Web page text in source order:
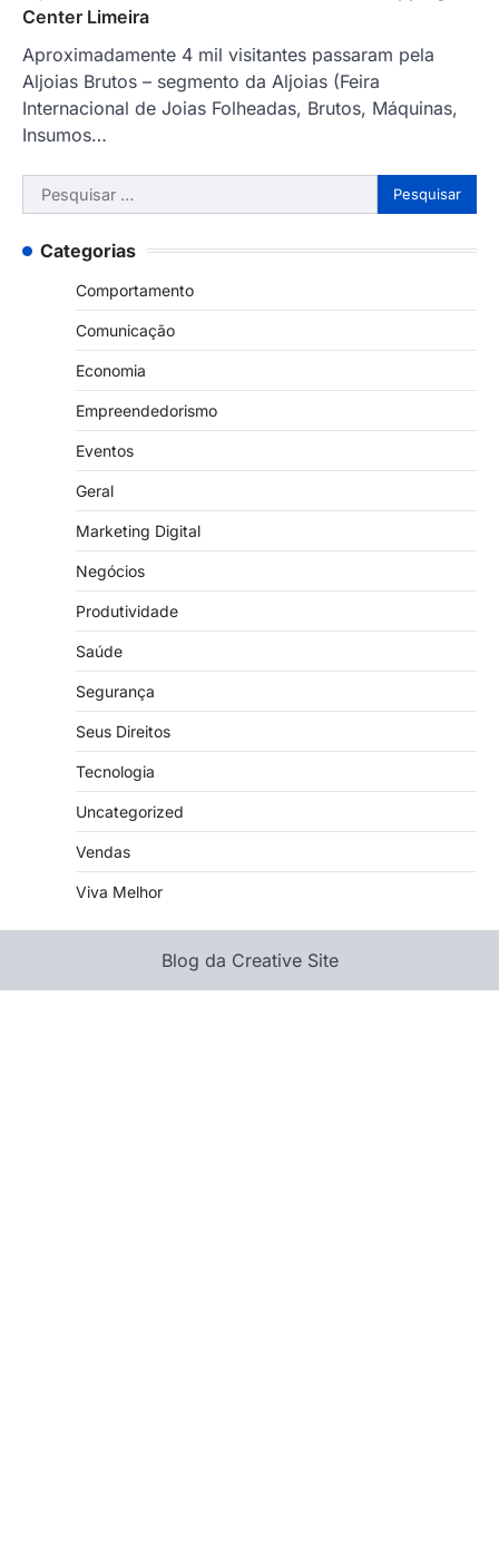
Center Limeira
Aproximadamente 4 mil visitantes passaram pela
Aljoias Brutos – segmento da Aljoias (Feira
Internacional de Joias Folheadas, Brutos, Máquinas,
Insumos…
Pesquisar
por:
Categorias
Comportamento
Comunicação
Economia
Empreendedorismo
Eventos
Geral
Marketing Digital
Negócios
Produtividade
Saúde
Segurança
Seus Direitos
Tecnologia
Uncategorized
Vendas
Viva Melhor
Blog da Creative Site